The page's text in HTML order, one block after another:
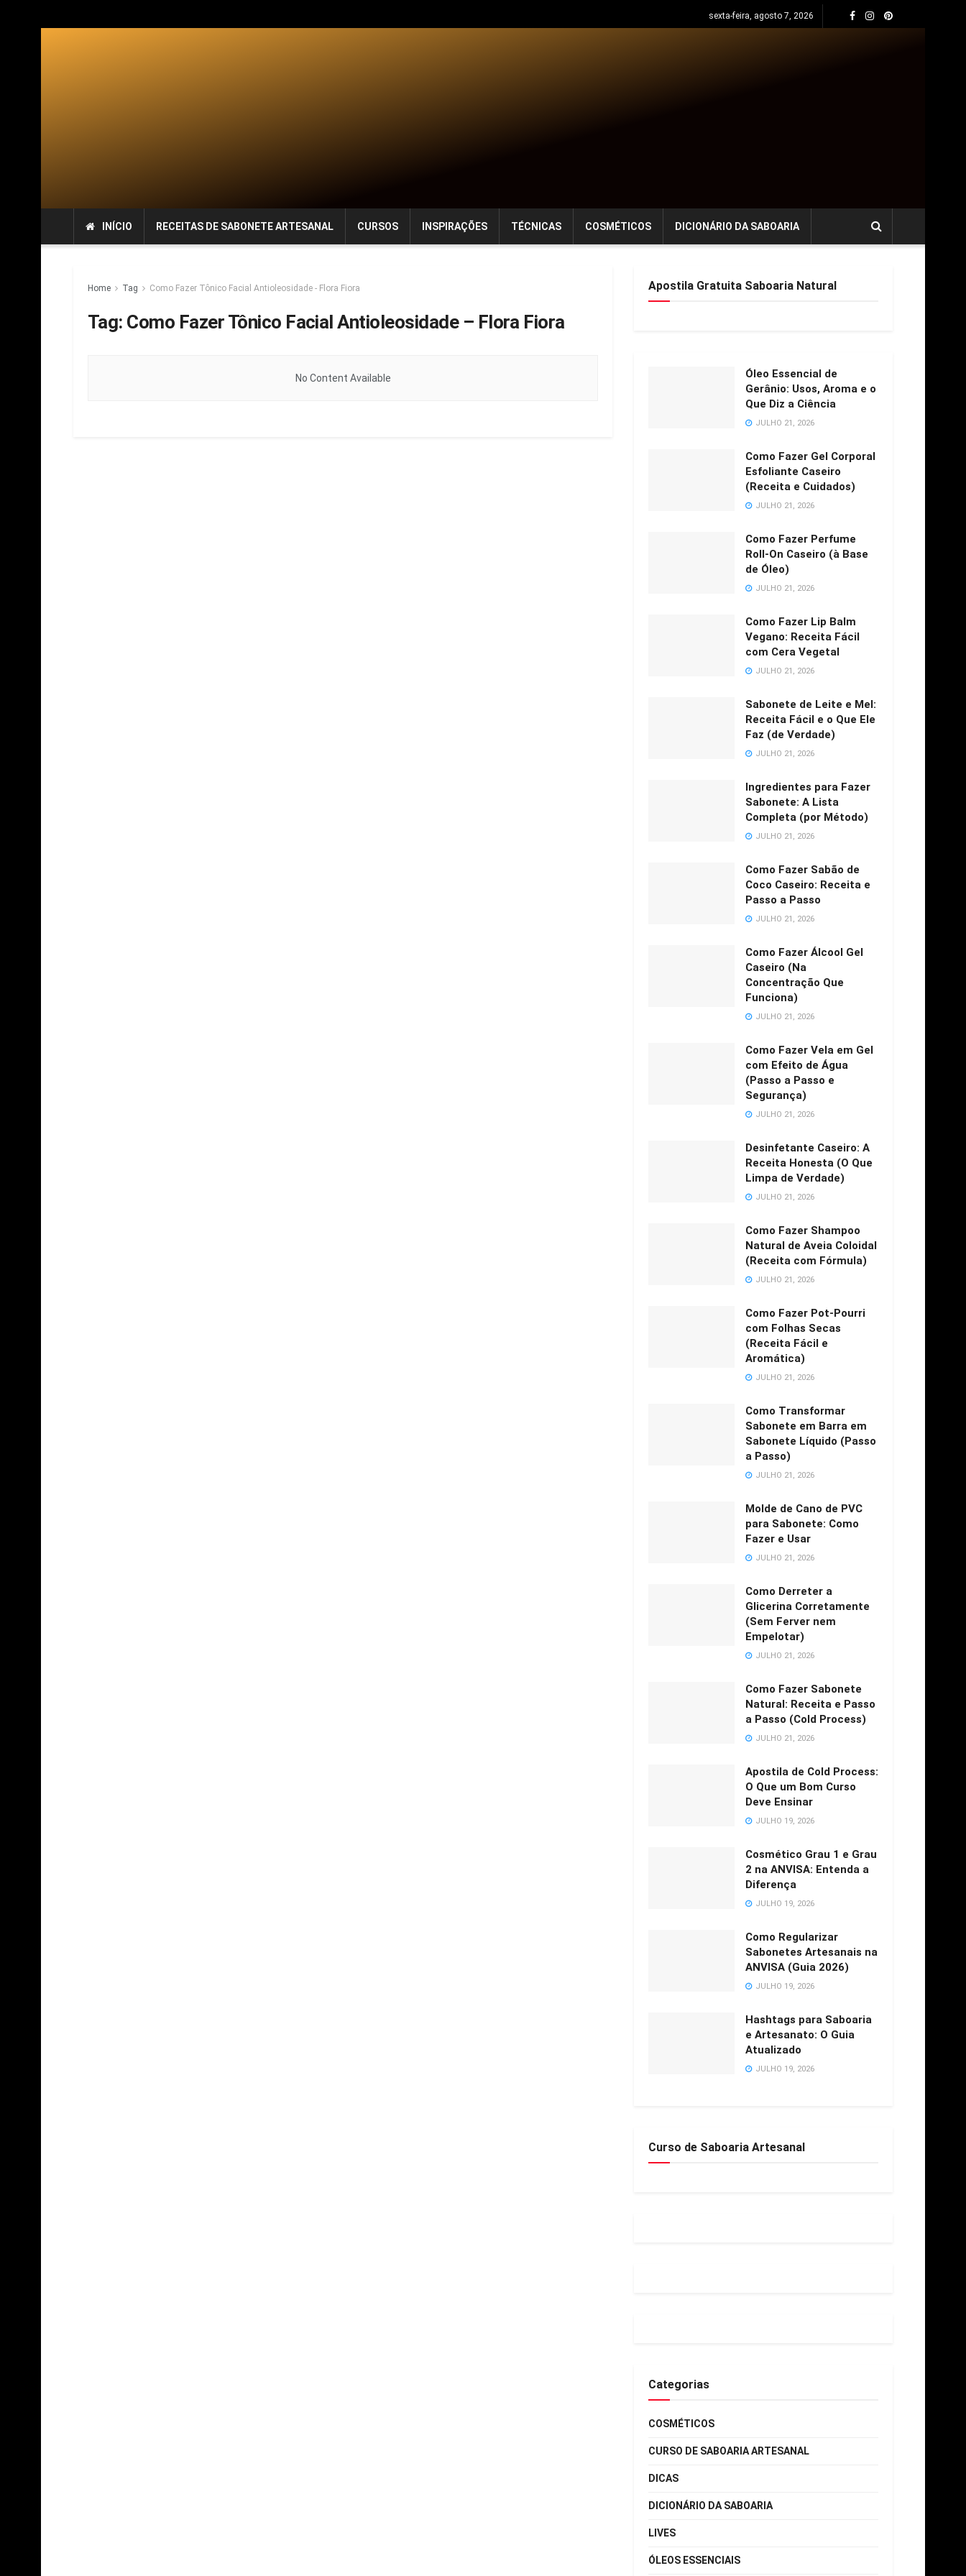
sexta-feira, agosto 7, 2026
INÍCIO RECEITAS DE SABONETE ARTESANAL CURSOS INSPIRAÇÕES TÉCNICAS COSMÉTICOS DICIONÁRIO DA SABOARIA
Home Tag Como Fazer Tônico Facial Antioleosidade - Flora Fiora
Tag: Como Fazer Tônico Facial Antioleosidade – Flora Fiora
No Content Available
Apostila Gratuita Saboaria Natural
Óleo Essencial de
Gerânio: Usos, Aroma e o
Que Diz a Ciência
JULHO 21, 2026
Como Fazer Gel Corporal
Esfoliante Caseiro
(Receita e Cuidados)
JULHO 21, 2026
Como Fazer Perfume
Roll-On Caseiro (à Base
de Óleo)
JULHO 21, 2026
Como Fazer Lip Balm
Vegano: Receita Fácil
com Cera Vegetal
JULHO 21, 2026
Sabonete de Leite e Mel:
Receita Fácil e o Que Ele
Faz (de Verdade)
JULHO 21, 2026
Ingredientes para Fazer
Sabonete: A Lista
Completa (por Método)
JULHO 21, 2026
Como Fazer Sabão de
Coco Caseiro: Receita e
Passo a Passo
JULHO 21, 2026
Como Fazer Álcool Gel
Caseiro (Na
Concentração Que
Funciona)
JULHO 21, 2026
Como Fazer Vela em Gel
com Efeito de Água
(Passo a Passo e
Segurança)
JULHO 21, 2026
Desinfetante Caseiro: A
Receita Honesta (O Que
Limpa de Verdade)
JULHO 21, 2026
Como Fazer Shampoo
Natural de Aveia Coloidal
(Receita com Fórmula)
JULHO 21, 2026
Como Fazer Pot-Pourri
com Folhas Secas
(Receita Fácil e
Aromática)
JULHO 21, 2026
Como Transformar
Sabonete em Barra em
Sabonete Líquido (Passo
a Passo)
JULHO 21, 2026
Molde de Cano de PVC
para Sabonete: Como
Fazer e Usar
JULHO 21, 2026
Como Derreter a
Glicerina Corretamente
(Sem Ferver nem
Empelotar)
JULHO 21, 2026
Como Fazer Sabonete
Natural: Receita e Passo
a Passo (Cold Process)
JULHO 21, 2026
Apostila de Cold Process:
O Que um Bom Curso
Deve Ensinar
JULHO 19, 2026
Cosmético Grau 1 e Grau
2 na ANVISA: Entenda a
Diferença
JULHO 19, 2026
Como Regularizar
Sabonetes Artesanais na
ANVISA (Guia 2026)
JULHO 19, 2026
Hashtags para Saboaria
e Artesanato: O Guia
Atualizado
JULHO 19, 2026
Curso de Saboaria Artesanal
Categorias
COSMÉTICOS
CURSO DE SABOARIA ARTESANAL
DICAS
DICIONÁRIO DA SABOARIA
LIVES
ÓLEOS ESSENCIAIS